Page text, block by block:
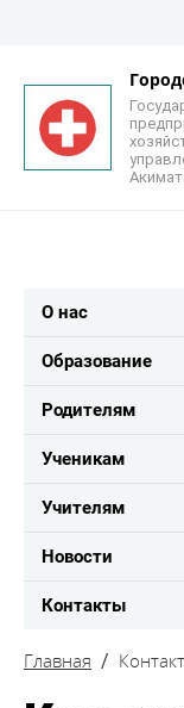
О нас
Образование
Родителям
Ученикам
Учителям
Новости
Контакты
Главная